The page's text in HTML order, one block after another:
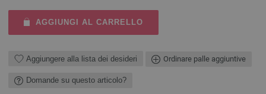
AGGIUNGI AL CARRELLO
Aggiungere alla lista dei desideri Ordinare palle aggiuntive
Domande su questo articolo?